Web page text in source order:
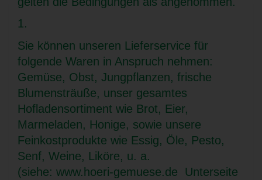
1.
Sie können unseren Lieferservice für
folgende Waren in Anspruch nehmen:
Gemüse, Obst, Jungpflanzen, frische
Blumensträuße, unser gesamtes
Hofladensortiment wie Brot, Eier,
Marmeladen, Honige, sowie unsere
Feinkostprodukte wie Essig, Öle, Pesto,
Senf, Weine, Liköre, u. a.
(siehe: www.hoeri-gemuese.de Unterseite